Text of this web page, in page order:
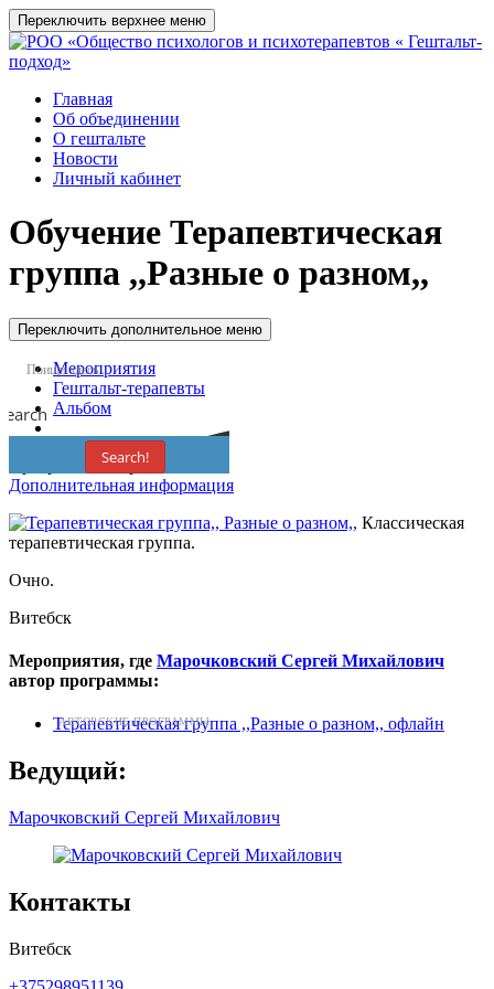
Переключить верхнее меню
Главная
Об объединении
О гештальте
Новости
Личный кабинет
Обучение Терапевтическая
группа ,,Разные о разном,,
Переключить дополнительное меню
Search!
Мероприятия
Гештальт-терапевты
Альбом
Программа завершена
Дополнительная информация
Классическая
терапевтическая группа.
Очно.
Витебск
Мероприятия, где Марочковский Сергей Михайлович
автор программы:
Терапевтическая группа ,,Разные о разном,, офлайн
АВТОРСКИЕ ПРОГРАММЫ
Ведущий:
Марочковский Сергей Михайлович
Контакты
Витебск